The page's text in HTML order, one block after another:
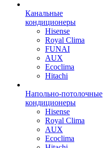
Канальные
кондиционеры
Hisense
Royal Clima
FUNAI
AUX
Ecoclima
Hitachi
Напольно-потолочные
кондиционеры
Hisense
Royal Clima
AUX
Ecoclima